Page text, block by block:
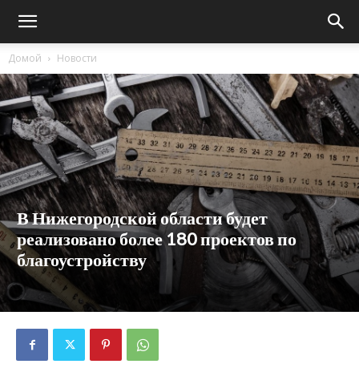
Домой Новости
В Нижегородской области будет
реализовано более 180 проектов по
благоустройству